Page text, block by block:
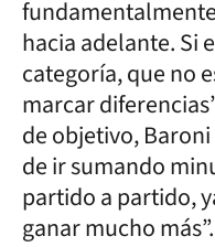
hacia adelante. Si
categoría, que no
marcar
de objetivo,
de ir sumando
partido a partido,
ganar mucho más”.